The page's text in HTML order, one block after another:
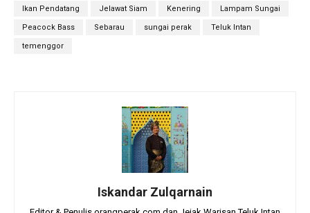
Ikan Pendatang Jelawat Siam Kenering Lampam Sungai
Peacock Bass Sebarau sungai perak Teluk Intan
temenggor
Iskandar Zulqarnain